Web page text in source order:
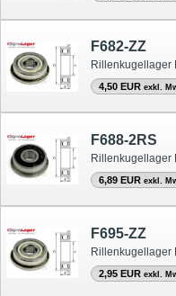
F682-ZZ
Rillenkugellager
4,50 EUR exkl.
F688-2RS
Rillenkugellager
6,89 EUR exkl.
F695-ZZ
Rillenkugellager
2,95 EUR exkl.